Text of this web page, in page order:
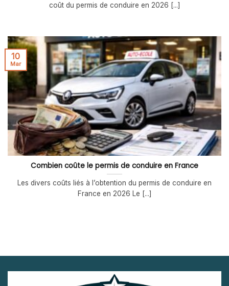
coût du permis de conduire en 2026 [...]
Combien coûte le permis de conduire en France
Les divers coûts liés à l’obtention du permis de conduire en
France en 2026 Le [...]
10
Mar